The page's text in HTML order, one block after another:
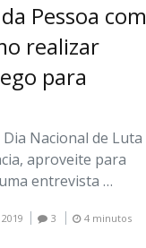
Pessoa com
realizar
para
Nacional de Luta
aproveite para
entrevista …
3
4 minutos